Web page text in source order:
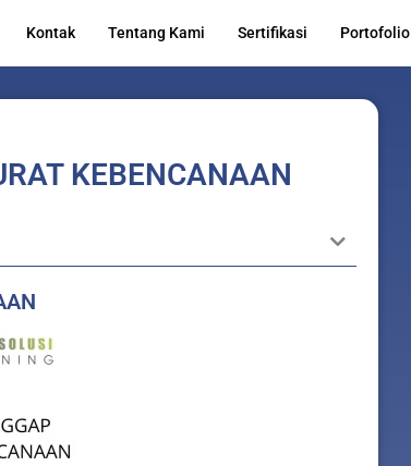
Kontak Tentang Kami Sertifikasi Portofolio
KEBENCANAAN